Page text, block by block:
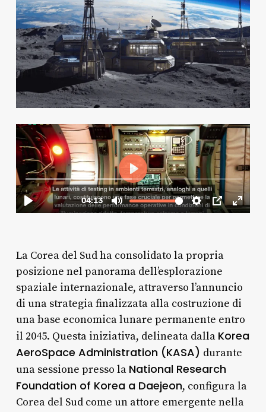
La Corea del Sud ha consolidato la propria
posizione nel panorama dell’esplorazione
spaziale internazionale, attraverso l’annuncio
di una strategia finalizzata alla costruzione di
una base economica lunare permanente entro
il 2045. Questa iniziativa, delineata dalla Korea
AeroSpace Administration (KASA) durante
una sessione presso la National Research
Foundation of Korea a Daejeon, configura la
Corea del Sud come un attore emergente nella